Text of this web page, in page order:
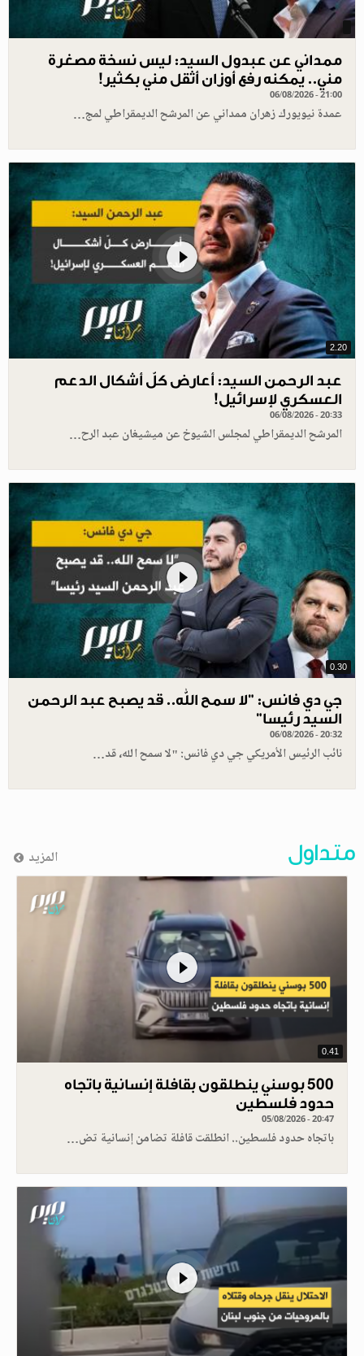
ممداني عن عبدول السيد: ليس نسخة مصغرة
مني.. يمكنه رفع أوزان أثقل مني بكثير!
06/08/2026 - 21:00
عمدة نيويورك زهران ممداني عن المرشح الديمقراطي لمج…
2.20
عبد الرحمن السيد: أعارض كلّ أشكال الدعم
العسكري لإسرائيل!
06/08/2026 - 20:33
المرشح الديمقراطي لمجلس الشيوخ عن ميشيغان عبد الرح…
0.30
جي دي فانس: ”لا سمح الله.. قد يصبح عبد الرحمن
السيد رئيسا”
06/08/2026 - 20:32
نائب الرئيس الأمريكي جي دي فانس: "لا سمح الله، قد…
متداول المزيد
0.41
500 بوسني ينطلقون بقافلة إنسانية باتجاه
حدود فلسطين
05/08/2026 - 20:47
باتجاه حدود فلسطين.. انطلقت قافلة تضامن إنسانية تض…